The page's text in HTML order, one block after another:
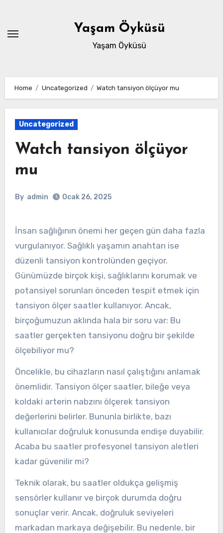
content
Yaşam Öyküsü
Yaşam Öyküsü
Home Uncategorized Watch tansiyon ölçüyor mu
Uncategorized
Watch tansiyon ölçüyor
mu
By admin Ocak 26, 2025
İnsan sağlığının önemi her geçen gün daha fazla
vurgulanıyor. Sağlıklı yaşamın anahtarı ise
düzenli tansiyon kontrolünden geçiyor.
Günümüzde birçok kişi, sağlıklarını korumak ve
potansiyel sorunları önceden tespit etmek için
tansiyon ölçer saatler kullanıyor. Ancak,
birçoğumuzun aklında hala bir soru var: Bu
saatler gerçekten tansiyonu doğru bir şekilde
ölçebiliyor mu?
Öncelikle, bu cihazların nasıl çalıştığını anlamak
önemlidir. Tansiyon ölçer saatler, bileğe veya
koldaki arterin nabzını ölçerek tansiyon
değerlerini belirler. Bununla birlikte, bazı
kullanıcılar doğruluk konusunda endişe duyabilir.
Acaba bu saatler profesyonel tansiyon aletleri
kadar güvenilir mi?
Teknik olarak, bu saatler oldukça gelişmiş
sensörler kullanır ve birçok durumda doğru
sonuçlar verir. Ancak, doğruluk seviyeleri
markadan markaya değişebilir. Bu nedenle, bir